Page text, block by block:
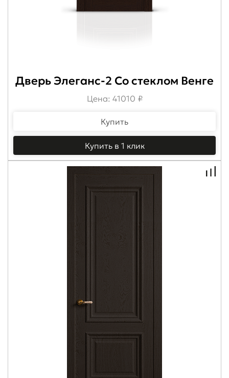
Дверь Элеганс-2 Со стеклом Венге
Цена: 41010 ₽
Купить
Купить в 1 клик